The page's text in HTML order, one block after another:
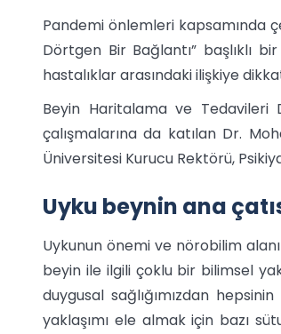
Pandemi önlemleri kapsamında
Dörtgen Bir Bağlantı” başlıklı
hastalıklar arasındaki ilişkiye
Beyin Haritalama ve
çalışmalarına da katılan Dr.
Üniversitesi Kurucu Rektörü,
Uyku beynin ana
Uykunun önemi ve nörobilim
beyin ile ilgili çoklu bir bilimsel
duygusal sağlığımızdan
yaklaşımı ele almak için bazı